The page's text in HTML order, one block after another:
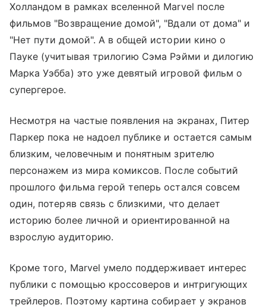
Холландом в рамках вселенной Marvel после
фильмов "Возвращение домой", "Вдали от дома" и
"Нет пути домой". А в общей истории кино о
Пауке (учитывая трилогию Сэма Рэйми и дилогию
Марка Уэбба) это уже девятый игровой фильм о
супергерое.
Несмотря на частые появления на экранах, Питер
Паркер пока не надоел публике и остается самым
близким, человечным и понятным зрителю
персонажем из мира комиксов. После событий
прошлого фильма герой теперь остался совсем
один, потеряв связь с близкими, что делает
историю более личной и ориентированной на
взрослую аудиторию.
Кроме того, Marvel умело поддерживает интерес
публики с помощью кроссоверов и интригующих
трейлеров. Поэтому картина собирает у экранов